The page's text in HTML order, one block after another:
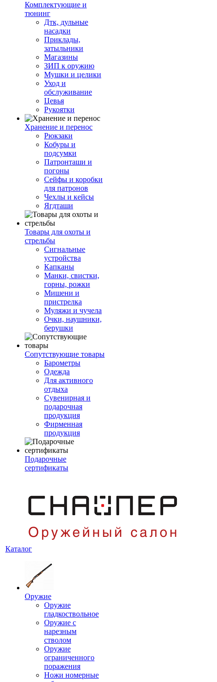
Комплектующие и
тюнинг
Дтк, дульные
насадки
Приклады,
затыльники
Магазины
ЗИП к оружию
Мушки и целики
Уход и
обслуживание
Цевья
Рукоятки
Хранение и перенос
Рюкзаки
Кобуры и
подсумки
Патронташи и
погоны
Сейфы и коробки
для патронов
Чехлы и кейсы
Ягдташи
Товары для охоты и
стрельбы
Сигнальные
устройства
Капканы
Манки, свистки,
горны, рожки
Мишени и
пристрелка
Муляжи и чучела
Очки, наушники,
берушки
Сопутствующие товары
Барометры
Одежда
Для активного
отдыха
Сувенирная и
подарочная
продукция
Фирменная
продукция
Подарочные
сертификаты
Каталог
Оружие
Оружие
гладкоствольное
Оружие с
нарезным
стволом
Оружие
ограниченного
поражения
Ножи номерные